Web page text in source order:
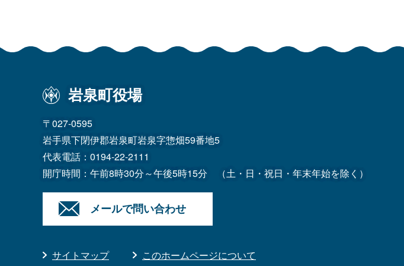
岩泉町役場
〒027-0595
岩手県下閉伊郡岩泉町岩泉字惣畑59番地5
代表電話： 0194-22-2111
開庁時間：午前8時30分～午後5時15分
（土・日・祝日・年末年始を除く）
メールで問い合わせ
サイトマップ このホームページについて